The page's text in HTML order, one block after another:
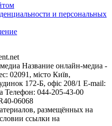
и персональных
Название онлайн-медиа -
02091, місто Київ,
172-Б, офіс 208/1 E-mail:
Телефон: 044-205-43-00
06068
размещённых на
ссылки на